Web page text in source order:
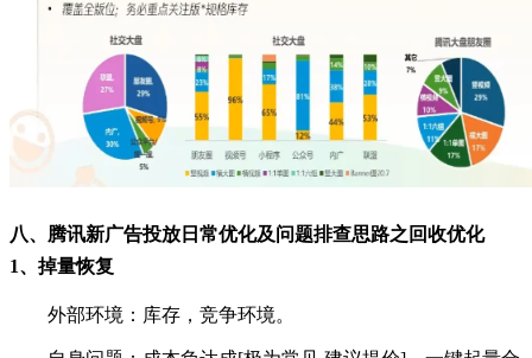
八、腾讯新广告投放日常优化及问题排查思路之回收优化
1、掉量恢复
外部环境：库存，竞争环境。